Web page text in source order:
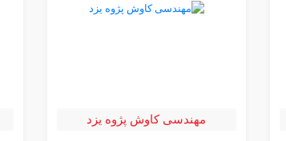
مهندسی کاوش پژوه یزد